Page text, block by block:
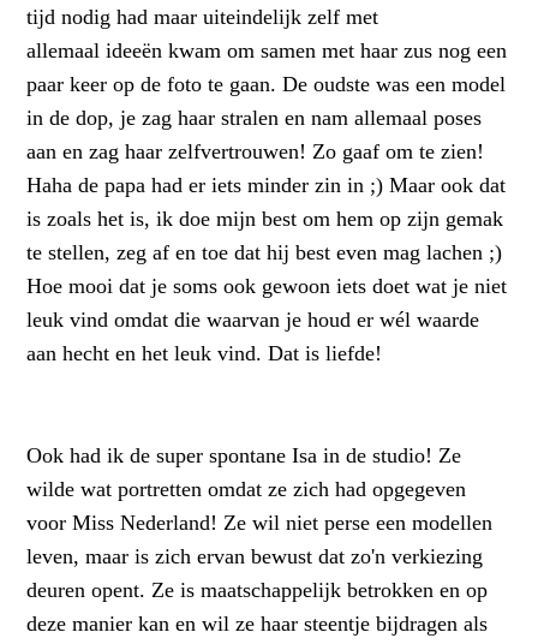
tijd nodig had maar uiteindelijk zelf met
allemaal ideeën kwam om samen met haar zus nog een
paar keer op de foto te gaan. De oudste was een model
in de dop, je zag haar stralen en nam allemaal poses
aan en zag haar zelfvertrouwen! Zo gaaf om te zien!
Haha de papa had er iets minder zin in ;) Maar ook dat
is zoals het is, ik doe mijn best om hem op zijn gemak
te stellen, zeg af en toe dat hij best even mag lachen ;)
Hoe mooi dat je soms ook gewoon iets doet wat je niet
leuk vind omdat die waarvan je houd er wél waarde
aan hecht en het leuk vind. Dat is liefde!
Ook had ik de super spontane Isa in de studio! Ze
wilde wat portretten omdat ze zich had opgegeven
voor Miss Nederland! Ze wil niet perse een modellen
leven, maar is zich ervan bewust dat zo'n verkiezing
deuren opent. Ze is maatschappelijk betrokken en op
deze manier kan en wil ze haar steentje bijdragen als